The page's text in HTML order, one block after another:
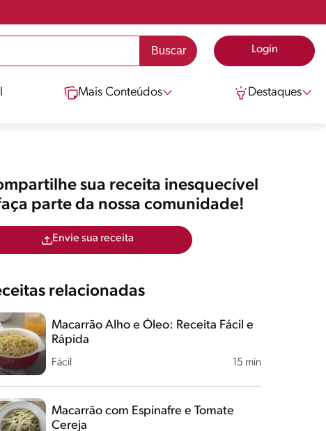
Login
Mais Conteúdos Destaques
sua receita inesquecível
parte da nossa comunidade!
Envie sua receita
relacionadas
Fácil 15 min
Macarrão Alho e Óleo: Receita Fácil e
Rápida
Macarrão com Espinafre e Tomate
Cereja